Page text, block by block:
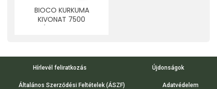
BIOCO KURKUMA
KIVONAT 7500
Hírlevél feliratkozás Újdonságok
Általános Szerződési Feltételek (ÁSZF) Adatvédelem